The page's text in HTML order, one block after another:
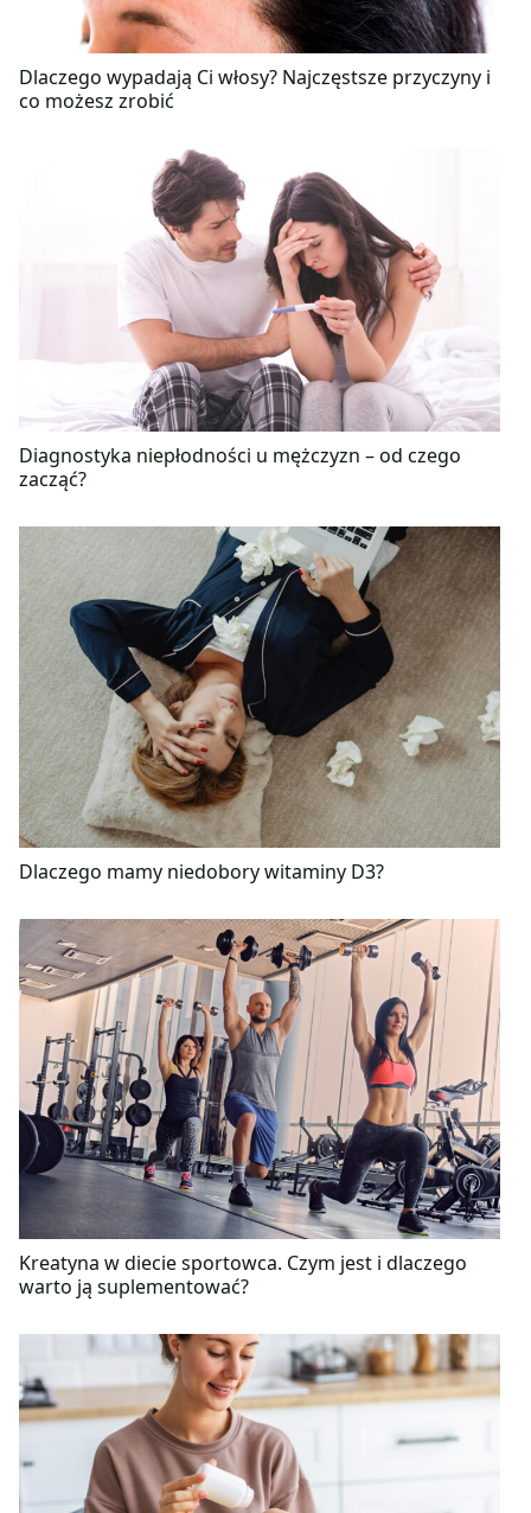
Dlaczego wypadają Ci włosy? Najczęstsze przyczyny i
co możesz zrobić
Diagnostyka niepłodności u mężczyzn – od czego
zacząć?
Dlaczego mamy niedobory witaminy D3?
Kreatyna w diecie sportowca. Czym jest i dlaczego
warto ją suplementować?